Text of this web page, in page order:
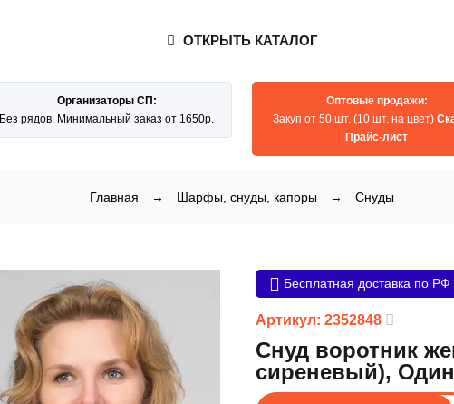
ОТКРЫТЬ КАТАЛОГ
Организаторы СП:
Без рядов. Минимальный заказ от 1650р.
Оптовые продажи:
Закуп от 50 шт. (10 шт. на цвет)
Прайс-лист
Главная → Шарфы, снуды, капоры → Снуды
Бесплатная доставка по РФ
Артикул: 2352848
Снуд воротник
сиреневый),